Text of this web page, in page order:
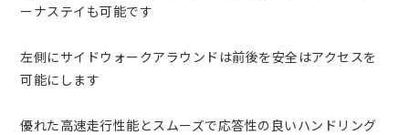
ーナステイも可能です
左側にサイドウォークアラウンドは前後を安全はアクセスを
可能にします
優れた高速走行性能とスムーズで応答性の良いハンドリング